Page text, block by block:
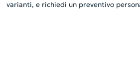
varianti, e richiedi un preventivo